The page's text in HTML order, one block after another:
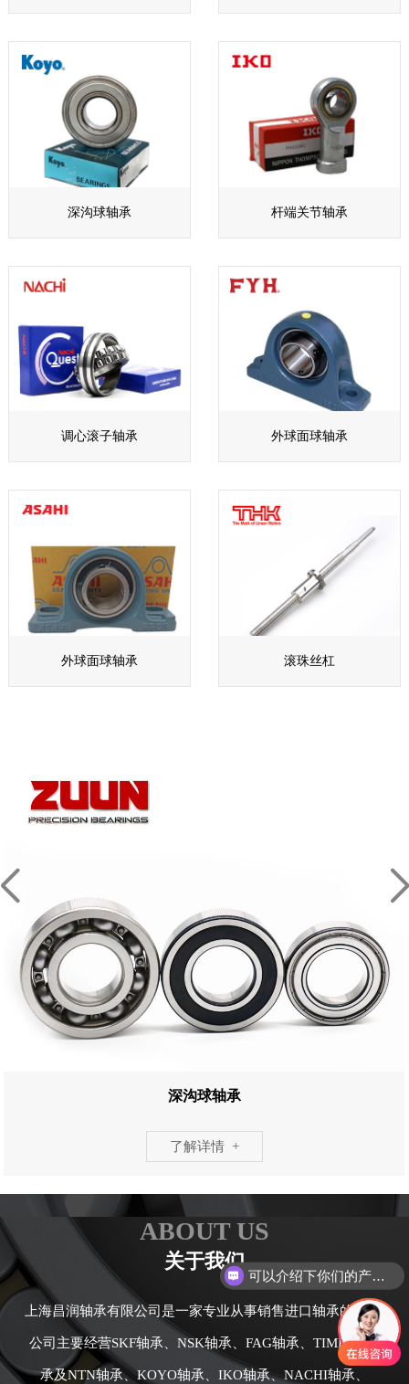
深沟球轴承 杆端关节轴承
调心滚子轴承 外球面球轴承
外球面球轴承 滚珠丝杠
深沟球轴承
了解详情 +
ABOUT US
关于我们
上海昌润轴承有限公司是一家专业从事销售进口轴承的公司,
公司主要经营SKF轴承、NSK轴承、FAG轴承、TIMKEN轴
承及NTN轴承、KOYO轴承、IKO轴承、NACHI轴承、
可以介绍下你们的产品么